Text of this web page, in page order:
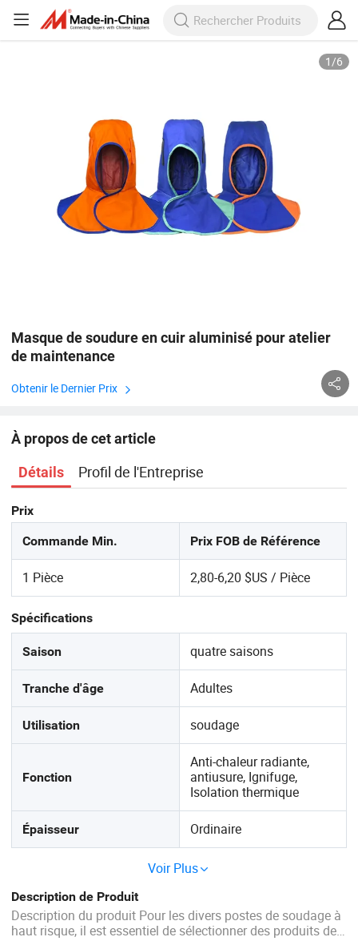
1/6
Masque de soudure en cuir aluminisé pour atelier
de maintenance
Obtenir le Dernier Prix
À propos de cet article
Détails Profil de l'Entreprise
Prix
Commande Min. Prix FOB de Référence
1 Pièce 2,80-6,20 $US / Pièce
Spécifications
Saison quatre saisons
Tranche d'âge Adultes
Utilisation soudage
Fonction
Anti-chaleur radiante,
antiusure, Ignifuge,
Isolation thermique
Épaisseur Ordinaire
Voir Plus
Description de Produit
Description du produit Pour les divers postes de soudage à
haut risque, il est essentiel de sélectionner des produits de